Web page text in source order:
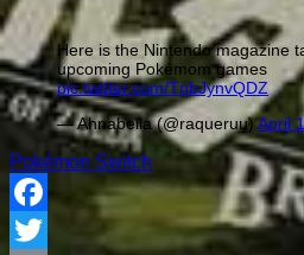
Here is the Nintendo magazine
upcoming Pokémom games
pic.twitter.com/TnbJynvQDZ
— Ahnabella (@raqueruu)April
Pokémon Switch
Facebook